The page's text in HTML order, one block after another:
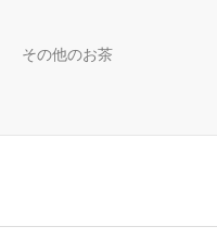
その他のお茶